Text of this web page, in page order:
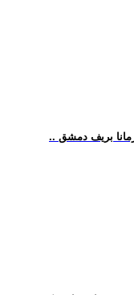
بريف دمشق